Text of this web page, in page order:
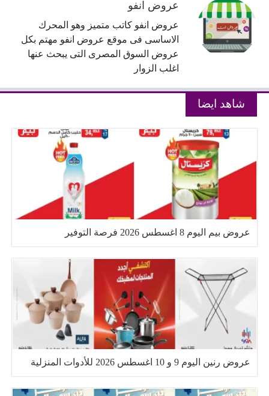
عروض انفو
عروض انفو كاتب متميز وهو المحرك
الاساسى فى موقع عروض انفو مهتم بكل
عروض السوق المصرى التى يبحث عنها
اغلب الزوار
شاهد ايضا
عروض بيم اليوم 8 اغسطس 2026 فرصة التوفير
عروض رنين اليوم 9 و 10 اغسطس 2026 للأدوات المنزلية